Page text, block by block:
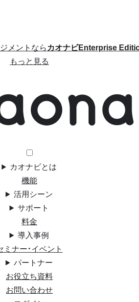
メントならカオナビEnterprise
もっと見る
カオナビとは
機能
活用シーン
サポート
料金
導入事例
ミナー・イベント
パートナー
お役立ち資料
お問い合わせ